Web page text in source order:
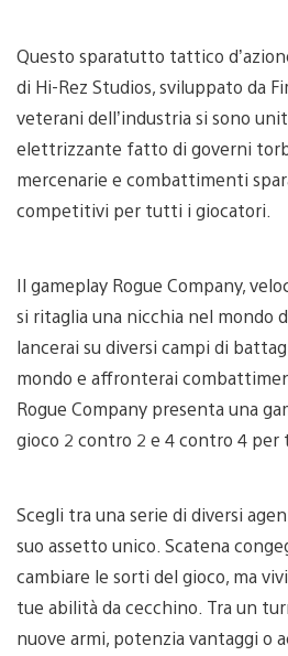
Questo sparatutto tattico
di Hi-Rez Studios, sviluppato da
veterani dell’industria si sono
elettrizzante fatto di governi
mercenarie e combattimenti
competitivi per tutti i giocatori.
Il gameplay Rogue Company,
si ritaglia una nicchia nel mondo
lancerai su diversi campi di
mondo e affronterai
Rogue Company presenta una
gioco 2 contro 2 e 4 contro 4 per
Scegli tra una serie di diversi
suo assetto unico. Scatena
cambiare le sorti del gioco, ma
tue abilità da cecchino. Tra un
nuove armi, potenzia vantaggi o